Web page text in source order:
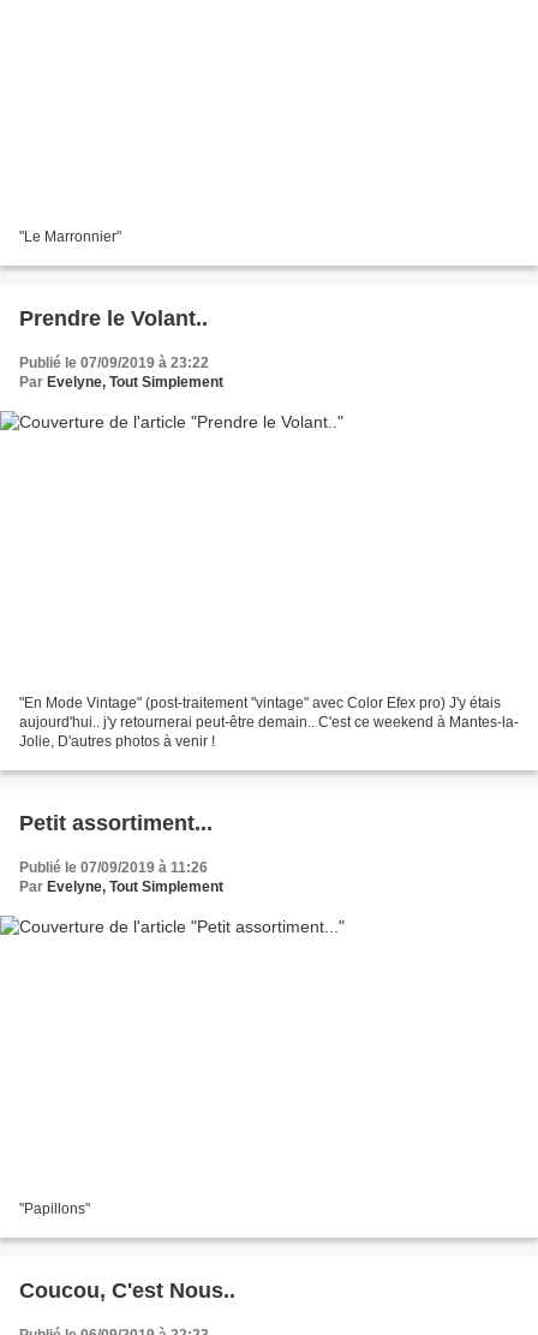
"Le Marronnier"
Prendre le Volant..
Publié le 07/09/2019 à 23:22
Par Evelyne, Tout Simplement
"En Mode Vintage" (post-traitement "vintage" avec Color Efex pro) J'y étais
aujourd'hui.. j'y retournerai peut-être demain.. C'est ce weekend à Mantes-la-
Jolie, D'autres photos à venir !
Petit assortiment...
Publié le 07/09/2019 à 11:26
Par Evelyne, Tout Simplement
"Papillons"
Coucou, C'est Nous..